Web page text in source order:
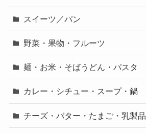
スイーツ／パン
野菜・果物・フルーツ
麺・お米・そばうどん・パスタ
カレー・シチュー・スープ・鍋
チーズ・バター・たまご・乳製品